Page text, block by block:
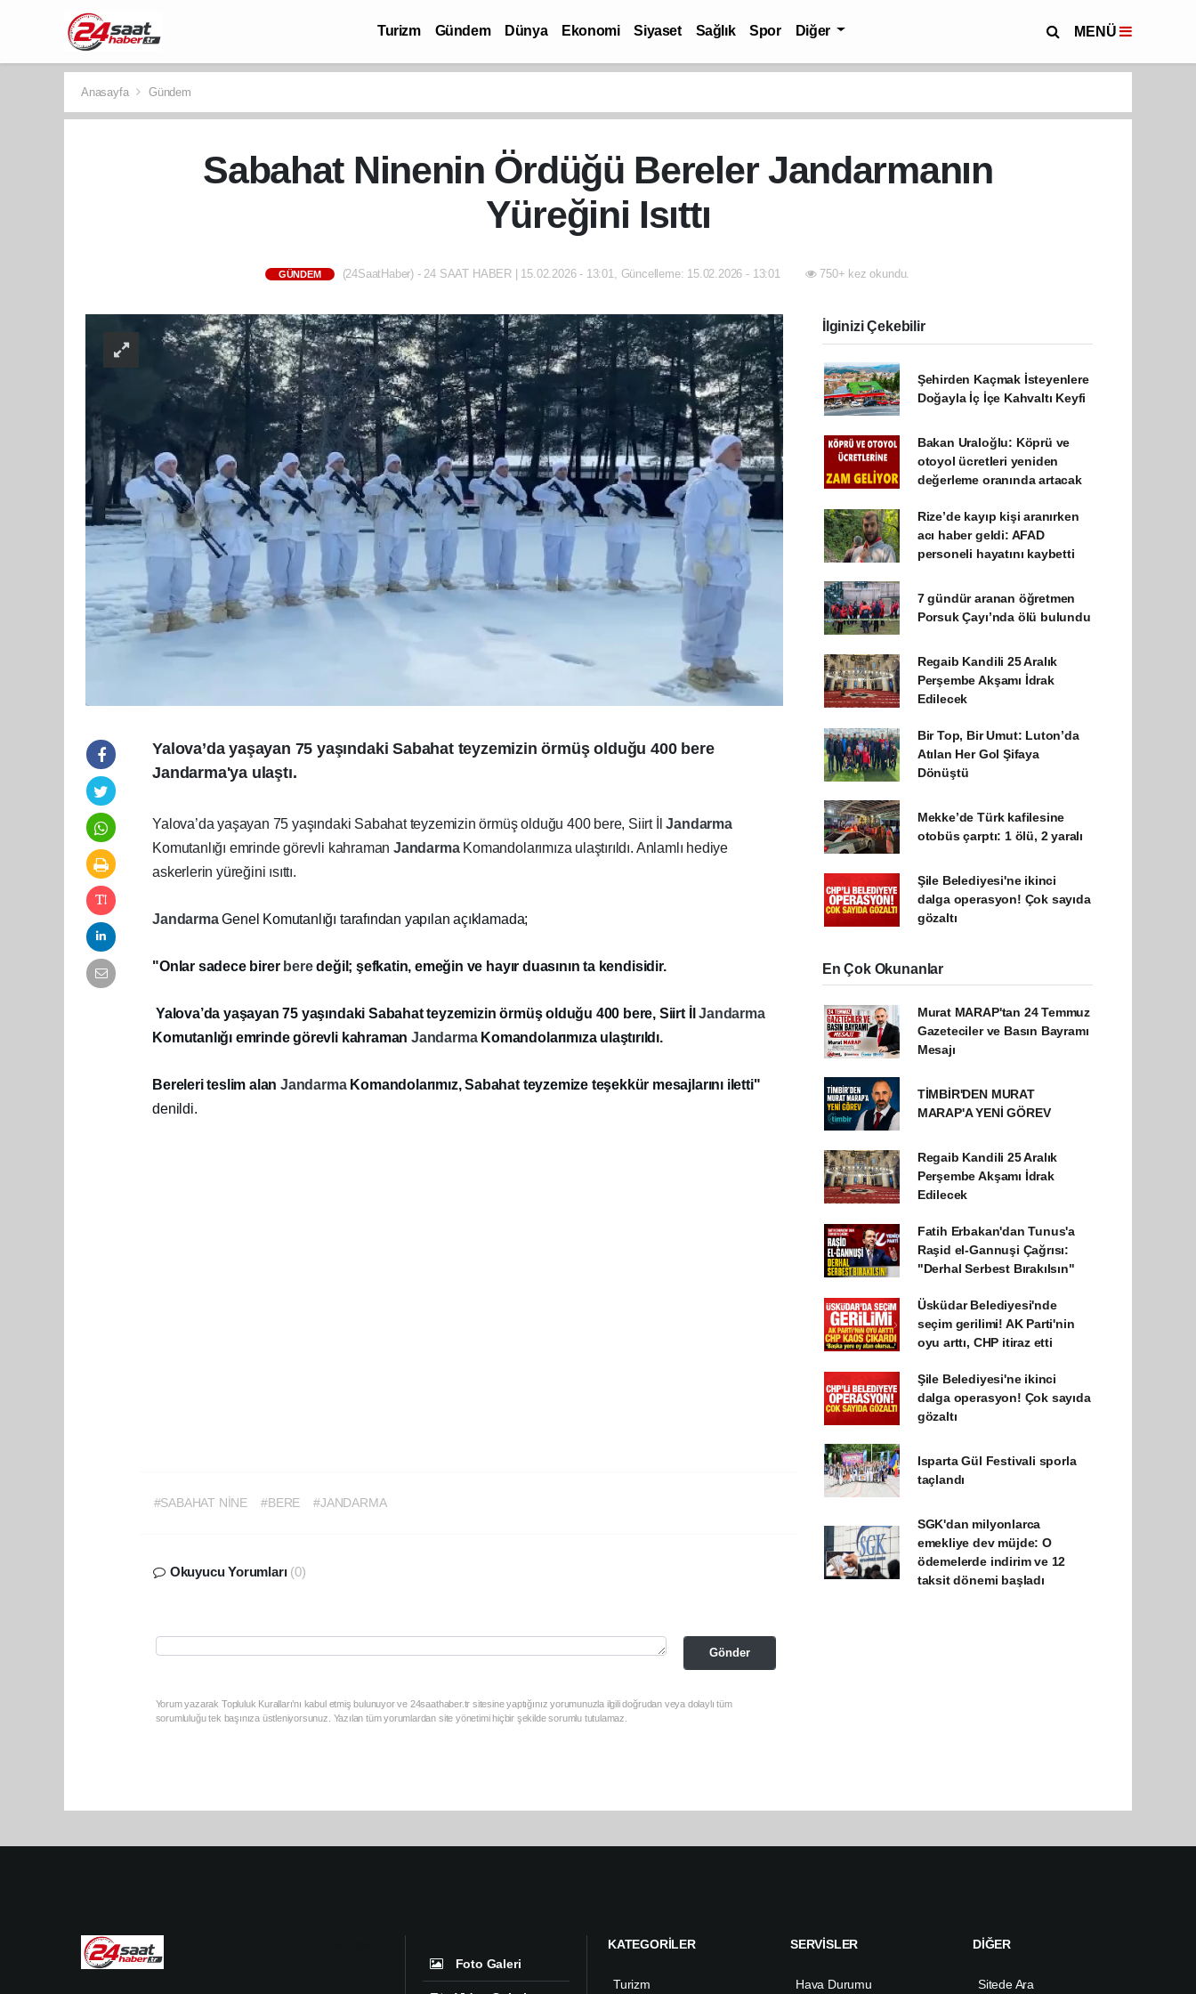
Turizm Gündem Dünya Ekonomi Siyaset Sağlık Spor Diğer MENÜ
Anasayfa Gündem
Sabahat Ninenin Ördüğü Bereler Jandarmanın
Yüreğini Isıttı
GÜNDEM (24SaatHaber) - 24 SAAT HABER | 15.02.2026 - 13:01, Güncelleme: 15.02.2026 - 13:01 750+ kez okundu.
Yalova’da yaşayan 75 yaşındaki Sabahat teyzemizin örmüş olduğu 400 bere
Jandarma'ya ulaştı.
Yalova’da yaşayan 75 yaşındaki Sabahat teyzemizin örmüş olduğu 400 bere, Siirt İlJandarma
Komutanlığı emrinde görevli kahraman Jandarma Komandolarımıza ulaştırıldı. Anlamlı hediye
askerlerin yüreğini ısıttı.
JandarmaGenel Komutanlığı tarafından yapılan açıklamada;
"Onlar sadece birer beredeğil; şefkatin, emeğin ve hayır duasının ta kendisidir.
Yalova’da yaşayan 75 yaşındaki Sabahat teyzemizin örmüş olduğu 400 bere, Siirt İlJandarma
Komutanlığı emrinde görevli kahraman Jandarma Komandolarımıza ulaştırıldı.
Bereleri teslim alanJandarma Komandolarımız, Sabahat teyzemize teşekkür mesajlarını iletti"
denildi.
#SABAHAT NİNE #BERE #JANDARMA
Okuyucu Yorumları (0)
Gönder
Yorum yazarak Topluluk Kuralları’nı kabul etmiş bulunuyor ve 24saathaber.tr sitesine yaptığınız yorumunuzla ilgili doğrudan veya dolaylı tüm
sorumluluğu tek başınıza üstleniyorsunuz. Yazılan tüm yorumlardan site yönetimi hiçbir şekilde sorumlu tutulamaz.
İlginizi Çekebilir
Şehirden Kaçmak İsteyenlere
Doğayla İç İçe Kahvaltı Keyfi
Bakan Uraloğlu: Köprü ve
otoyol ücretleri yeniden
değerleme oranında artacak
Rize’de kayıp kişi aranırken
acı haber geldi: AFAD
personeli hayatını kaybetti
7 gündür aranan öğretmen
Porsuk Çayı’nda ölü bulundu
Regaib Kandili 25 Aralık
Perşembe Akşamı İdrak
Edilecek
Bir Top, Bir Umut: Luton’da
Atılan Her Gol Şifaya
Dönüştü
Mekke’de Türk kafilesine
otobüs çarptı: 1 ölü, 2 yaralı
Şile Belediyesi'ne ikinci
dalga operasyon! Çok sayıda
gözaltı
En Çok Okunanlar
Murat MARAP'tan 24 Temmuz
Gazeteciler ve Basın Bayramı
Mesajı
TİMBİR'DEN MURAT
MARAP'A YENİ GÖREV
Regaib Kandili 25 Aralık
Perşembe Akşamı İdrak
Edilecek
Fatih Erbakan'dan Tunus'a
Raşid el-Gannuşi Çağrısı:
"Derhal Serbest Bırakılsın"
Üsküdar Belediyesi'nde
seçim gerilimi! AK Parti'nin
oyu arttı, CHP itiraz etti
Şile Belediyesi'ne ikinci
dalga operasyon! Çok sayıda
gözaltı
Isparta Gül Festivali sporla
taçlandı
SGK'dan milyonlarca
emekliye dev müjde: O
ödemelerde indirim ve 12
taksit dönemi başladı
Foto Galeri
KATEGORİLER
Turizm
SERVİSLER
Hava Durumu
DİĞER
Sitede Ara